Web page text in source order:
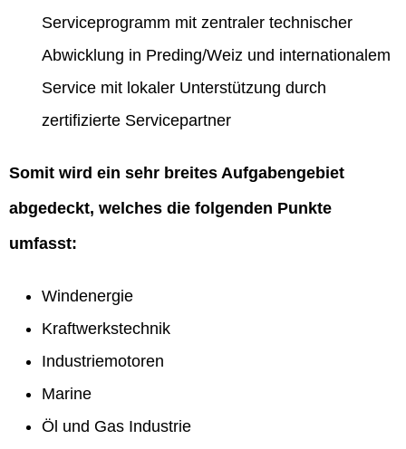
Serviceprogramm mit zentraler technischer
Abwicklung in Preding/Weiz und internationalem
Service mit lokaler Unterstützung durch
zertifizierte Servicepartner
Somit wird ein sehr breites Aufgabengebiet
abgedeckt, welches die folgenden Punkte
umfasst:
Windenergie
Kraftwerkstechnik
Industriemotoren
Marine
Öl und Gas Industrie